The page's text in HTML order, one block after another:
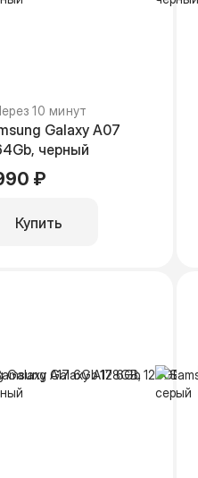
10 минут
Galaxy A07
черный
₽
Купить